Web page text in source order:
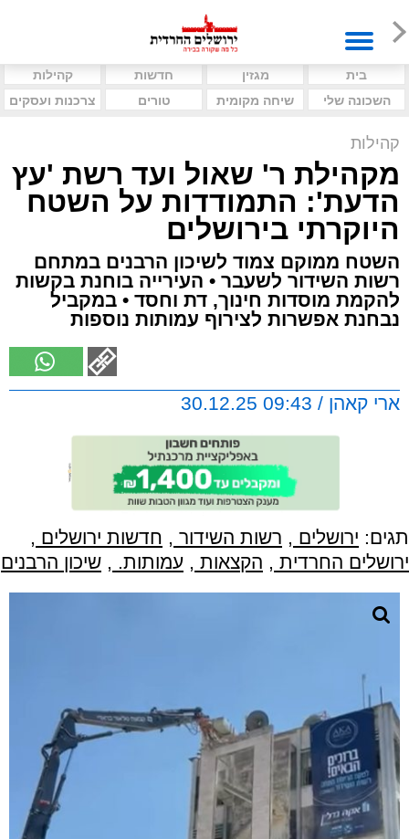
בית מגזין חדשות
קהילות
השכונה שלי
שיחה מקומית טורים צרכנות ועסקים
קהילות
מקהילת ר' שאול ועד רשת 'עץ
הדעת': התמודדות על השטח
היוקרתי בירושלים
השטח ממוקם צמוד לשיכון הרבנים במתחם
רשות השידור לשעבר • העירייה בוחנת בקשות
להקמת מוסדות חינוך, דת וחסד • במקביל
נבחנת אפשרות לצירוף עמותות נוספות
ארי קאהן / 09:43 30.12.25
תגים: ירושלים , רשות השידור , חדשות ירושלים ,
ירושלים החרדית , הקצאות , עמותות. , שיכון הרבנים